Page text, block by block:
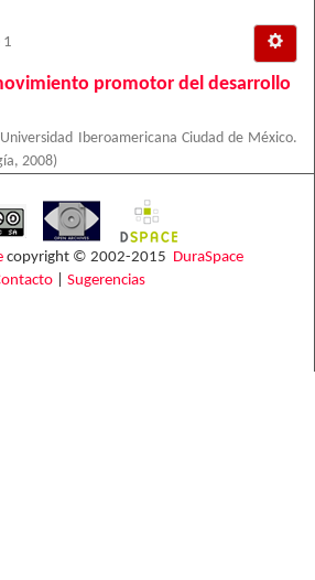
1
promotor del desarrollo
Universidad Iberoamericana Ciudad de México.
, 2008)
copyright © 2002-2015 DuraSpace
| Sugerencias